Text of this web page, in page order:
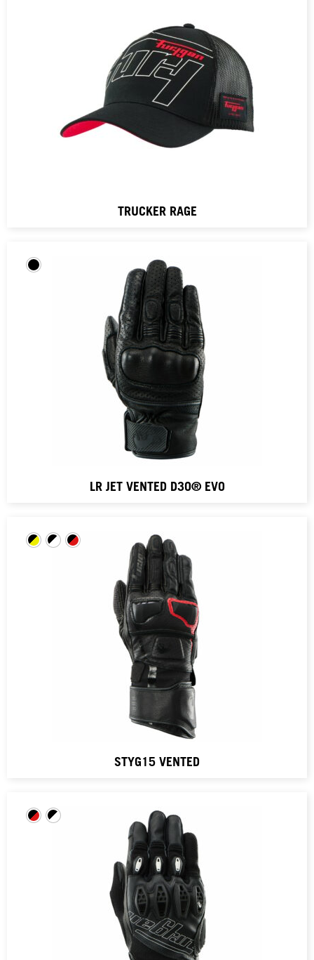
TRUCKER RAGE
LR JET VENTED D3O® EVO
STYG15 VENTED